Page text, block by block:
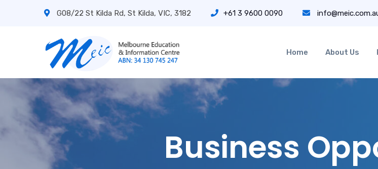
G08/22 St Kilda Rd, St Kilda, VIC, 3182 +61 3 9600 0090
Home About Us
Business